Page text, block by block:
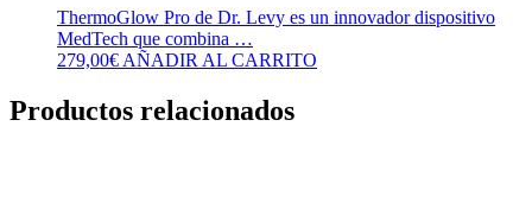
ThermoGlow Pro de Dr. Levy es un innovador dispositivo
MedTech que combina …
279,00€ AÑADIR AL CARRITO
Productos relacionados